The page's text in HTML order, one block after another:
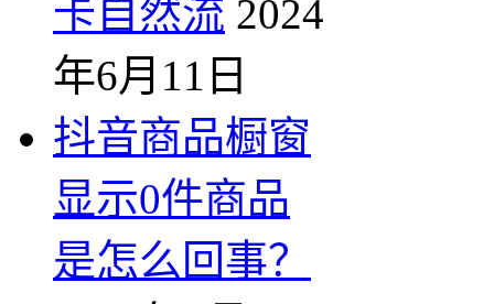
卡自然流 2024
年6月11日
抖音商品橱窗
显示0件商品
是怎么回事？